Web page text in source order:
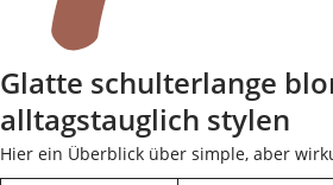
Glatte schulterlange
alltagstauglich stylen
Hier ein Überblick über simple, aber